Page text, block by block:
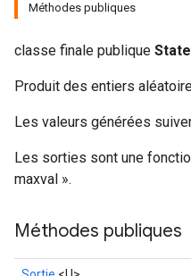
Méthodes publiques
classe finale publique
Produit des entiers
Les valeurs générées
Les sorties sont une
maxval ».
Méthodes publiques